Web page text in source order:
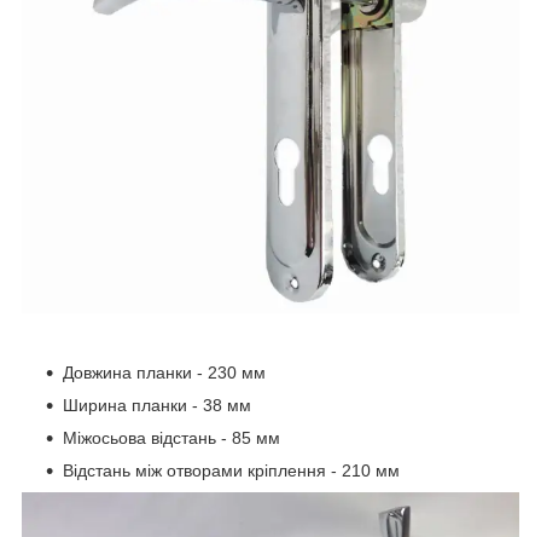
Довжина планки - 230 мм
Ширина планки - 38 мм
Міжосьова відстань - 85 мм
Відстань між отворами кріплення - 210 мм